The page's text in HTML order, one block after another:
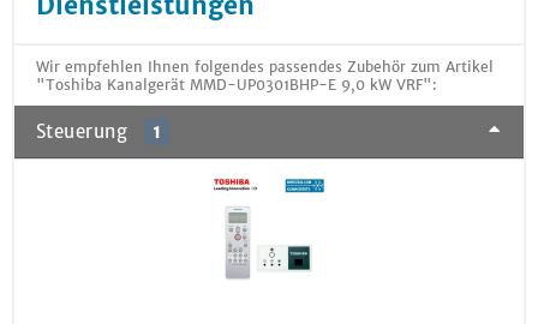
Wir empfehlen Ihnen folgendes passendes Zubehör zum Artikel
"Toshiba Kanalgerät MMD-UP0301BHP-E 9,0 kW VRF":
Steuerung 1